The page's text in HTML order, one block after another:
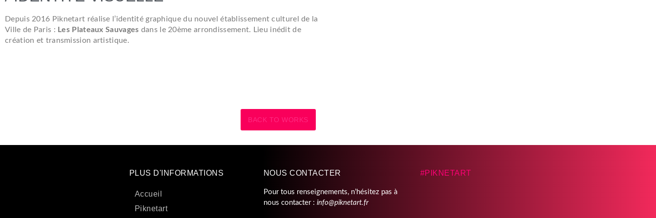
Depuis 2016 Piknetart réalise l’identité graphique du nouvel établissement culturel de la
Ville de Paris : Les Plateaux Sauvages dans le 20ème arrondissement. Lieu inédit de
création et transmission artistique.
BACK TO WORKS
PLUS D'INFORMATIONS
Accueil
Piknetart
NOUS CONTACTER
Pour tous renseignements, n’hésitez pas à
nous contacter : info@piknetart.fr
#PIKNETART